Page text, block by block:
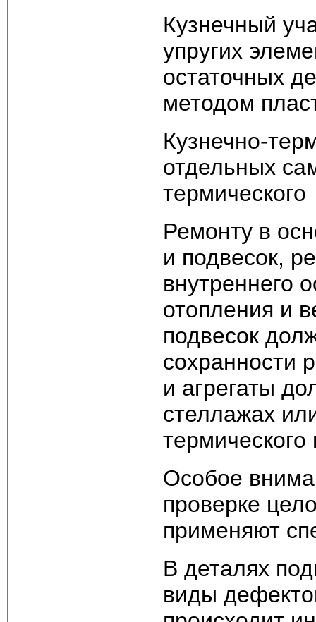
Кузнечный
упругих
остаточных
методом
Кузнечно-
отдельных
термического
Ремонту в
и подвесок,
внутреннего
отопления и
подвесок
сохранности
и агрегаты
стеллажах
Особое
проверке
применяют
В деталях
виды